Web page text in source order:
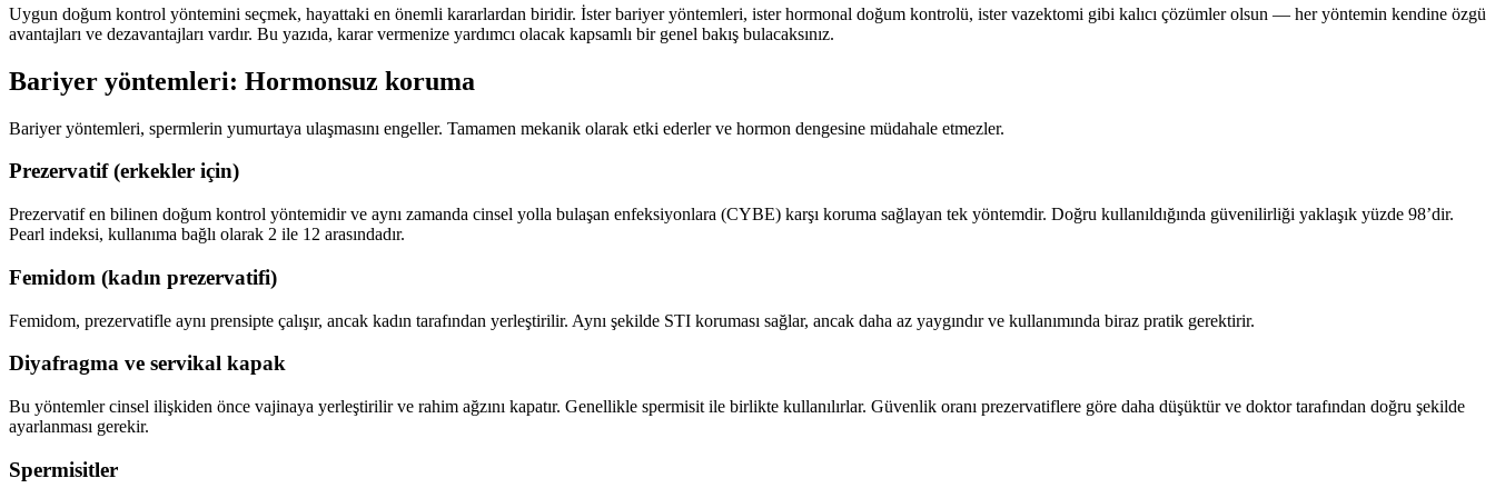
Uygun doğum kontrol yöntemini seçmek, hayattaki en önemli kararlardan biridir. İster bariyer yöntemleri, ister hormonal doğum kontrolü, ister vazektomi gibi kalıcı çözümler olsun — her yöntemin kendine özgü
avantajları ve dezavantajları vardır. Bu yazıda, karar vermenize yardımcı olacak kapsamlı bir genel bakış bulacaksınız.
Bariyer yöntemleri: Hormonsuz koruma
Bariyer yöntemleri, spermlerin yumurtaya ulaşmasını engeller. Tamamen mekanik olarak etki ederler ve hormon dengesine müdahale etmezler.
Prezervatif (erkekler için)
Prezervatif en bilinen doğum kontrol yöntemidir ve aynı zamanda cinsel yolla bulaşan enfeksiyonlara (CYBE) karşı koruma sağlayan tek yöntemdir. Doğru kullanıldığında güvenilirliği yaklaşık yüzde 98’dir.
Pearl indeksi, kullanıma bağlı olarak 2 ile 12 arasındadır.
Femidom (kadın prezervatifi)
Femidom, prezervatifle aynı prensipte çalışır, ancak kadın tarafından yerleştirilir. Aynı şekilde STI koruması sağlar, ancak daha az yaygındır ve kullanımında biraz pratik gerektirir.
Diyafragma ve servikal kapak
Bu yöntemler cinsel ilişkiden önce vajinaya yerleştirilir ve rahim ağzını kapatır. Genellikle spermisit ile birlikte kullanılırlar. Güvenlik oranı prezervatiflere göre daha düşüktür ve doktor tarafından doğru şekilde
ayarlanması gerekir.
Spermisitler